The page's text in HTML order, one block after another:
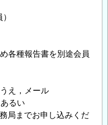
各種報告書を別途会員
え，メール
るい
局までお申し込みくだ